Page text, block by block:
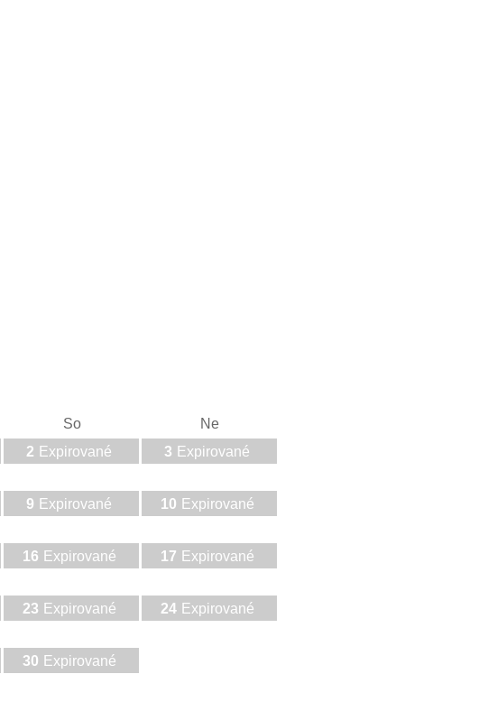
So
Ne
2 Expirované 3 Expirované
9 Expirované 10 Expirované
16 Expirované 17 Expirované
23 Expirované 24 Expirované
30 Expirované